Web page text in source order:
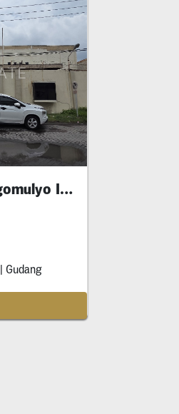
Pabrik & Gudang Margomulyo Indah
| Gudang